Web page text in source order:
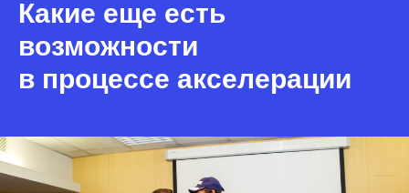
Какие еще есть
возможности
в процессе акселерации